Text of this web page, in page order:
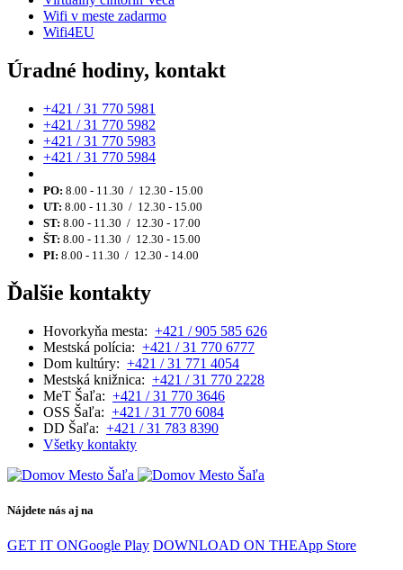
Wifi v meste zadarmo
Wifi4EU
Úradné hodiny, kontakt
+421 / 31 770 5981
+421 / 31 770 5982
+421 / 31 770 5983
+421 / 31 770 5984
PO: 8.00 - 11.30 / 12.30 - 15.00
UT: 8.00 - 11.30 / 12.30 - 15.00
ST: 8.00 - 11.30 / 12.30 - 17.00
ŠT: 8.00 - 11.30 / 12.30 - 15.00
PI: 8.00 - 11.30 / 12.30 - 14.00
Ďalšie kontakty
Hovorkyňa mesta: +421 / 905 585 626
Mestská polícia: +421 / 31 770 6777
Dom kultúry: +421 / 31 771 4054
Mestská knižnica: +421 / 31 770 2228
MeT Šaľa: +421 / 31 770 3646
OSS Šaľa: +421 / 31 770 6084
DD Šaľa: +421 / 31 783 8390
Všetky kontakty
Nájdete nás aj na
GET IT ONGoogle Play DOWNLOAD ON THEApp Store